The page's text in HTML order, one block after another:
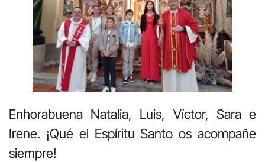
Enhorabuena Natalia, Luis, Víctor, Sara e
Irene. ¡Qué el Espíritu Santo os acompañe
siempre!